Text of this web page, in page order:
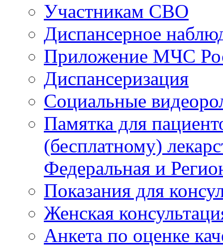
Участникам СВО
Диспансерное
Приложение МЧС
Диспансеризация
Социальные
Памятка для
(бесплатному)
Федеральная и
Показания для
Женская
Анкета по оценке